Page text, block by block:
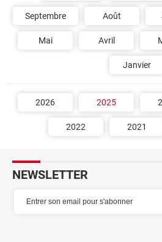
Septembre Août
Mai Avril
Janvier
2026 2025
2022 2021
NEWSLETTER